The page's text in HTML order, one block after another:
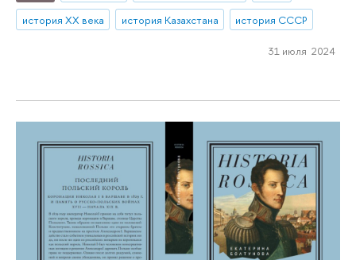
история XX века история Казахстана история СССР
31 июля 2024